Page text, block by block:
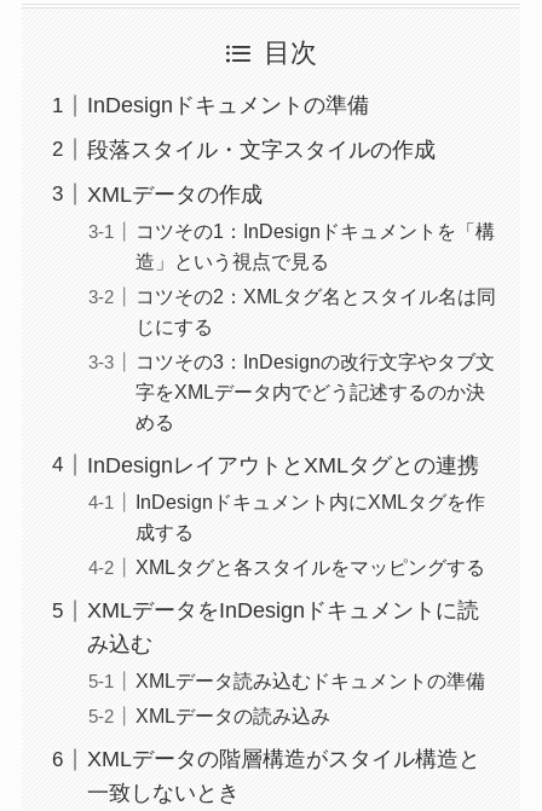
目次
InDesignドキュメントの準備
段落スタイル・文字スタイルの作成
XMLデータの作成
コツその1：InDesignドキュメントを「構
造」という視点で見る
コツその2：XMLタグ名とスタイル名は同
じにする
コツその3：InDesignの改行文字やタブ文
字をXMLデータ内でどう記述するのか決
める
InDesignレイアウトとXMLタグとの連携
InDesignドキュメント内にXMLタグを作
成する
XMLタグと各スタイルをマッピングする
XMLデータをInDesignドキュメントに読
み込む
XMLデータ読み込むドキュメントの準備
XMLデータの読み込み
XMLデータの階層構造がスタイル構造と
一致しないとき